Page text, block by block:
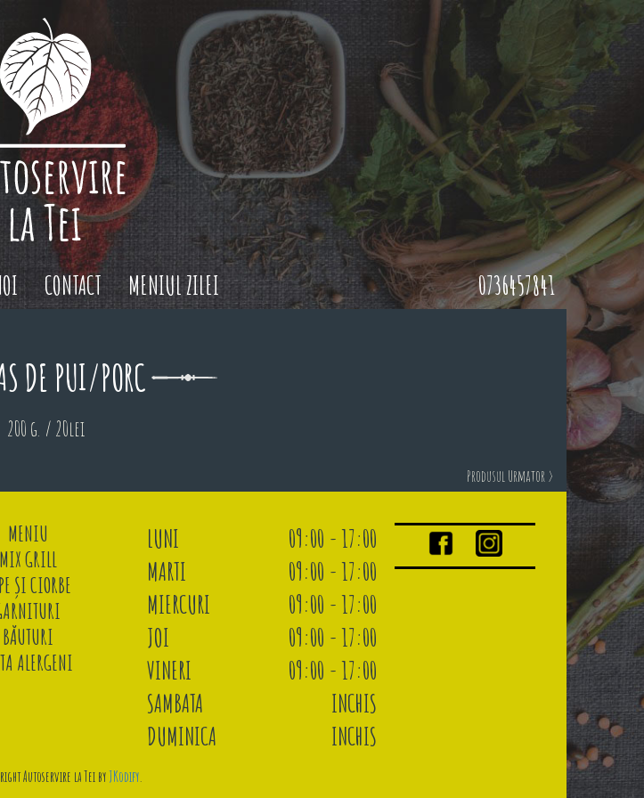
CONTACT MENIUL ZILEI 0736457841
DE PUI/PORC
200 g. / 20lei
Produsul Urmator >
MENIU
MIX GRILL
ȘI CIORBE
BĂUTURI
ALERGENI
LUNI
09:00 - 17:00
MARTI
09:00 - 17:00
MIERCURI
09:00 - 17:00
JOI
09:00 - 17:00
VINERI
09:00 - 17:00
SAMBATA
INCHIS
DUMINICA
INCHIS
Autoservire la Tei byJKodify.